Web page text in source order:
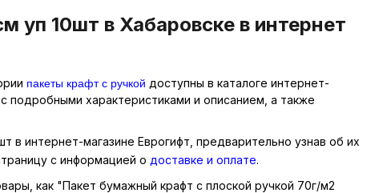
10шт в Хабаровске в интернет
пакеты крафт с ручкой доступны в каталоге интернет-
подробными характеристиками и описанием, а также
в интернет-магазине Еврогифт, предварительно узнав об их
с информацией о доставке и оплате.
как "Пакет бумажный крафт с плоской ручкой 70г/м2